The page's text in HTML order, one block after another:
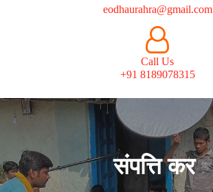
eodhaurahra@gmail.com
Call Us
+91 8189078315
संपत्ति कर